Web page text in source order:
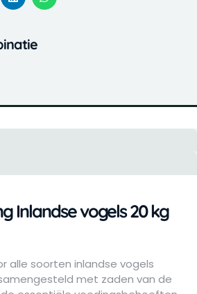
Inlandse vogels 20 kg
alle soorten inlandse vogels
met zaden van de